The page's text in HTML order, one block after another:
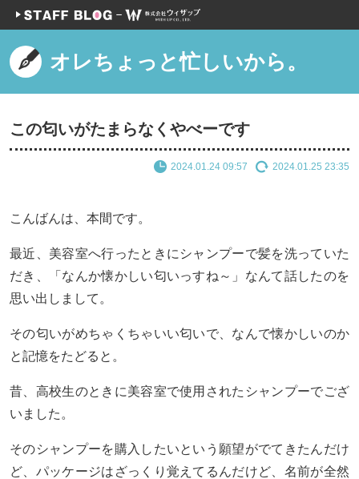
オレちょっと忙しいから。
この匂いがたまらなくやべーです
2024.01.24 09:57 2024.01.25 23:35
こんばんは、本間です。
最近、美容室へ行ったときにシャンプーで髪を洗っていた
だき、「なんか懐かしい匂いっすね～」なんて話したのを
思い出しまして。
その匂いがめちゃくちゃいい匂いで、なんで懐かしいのか
と記憶をたどると。
昔、高校生のときに美容室で使用されたシャンプーでござ
いました。
そのシャンプーを購入したいという願望がでてきたんだけ
ど、パッケージはざっくり覚えてるんだけど、名前が全然